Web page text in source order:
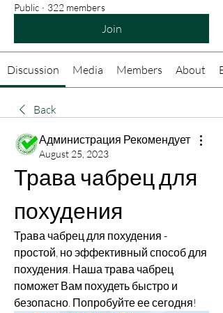
Public · 322 members
Join
Discussion Media Members About
Back
Администрация Рекомендует
August 25, 2023
Трава чабрец для
похудения
Трава чабрец для похудения -
простой, но эффективный способ для
похудения. Наша трава чабрец
поможет Вам похудеть быстро и
безопасно. Попробуйте ее сегодня!